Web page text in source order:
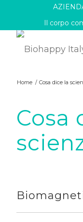
Il corpo
Home / Cosa dice la
Cosa